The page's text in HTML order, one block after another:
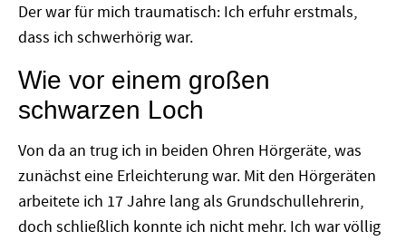
Der war für mich traumatisch: Ich erfuhr erstmals,
dass ich schwerhörig war.
Wie vor einem großen
schwarzen Loch
Von da an trug ich in beiden Ohren Hörgeräte, was
zunächst eine Erleichterung war. Mit den Hörgeräten
arbeitete ich 17 Jahre lang als Grundschullehrerin,
doch schließlich konnte ich nicht mehr. Ich war völlig